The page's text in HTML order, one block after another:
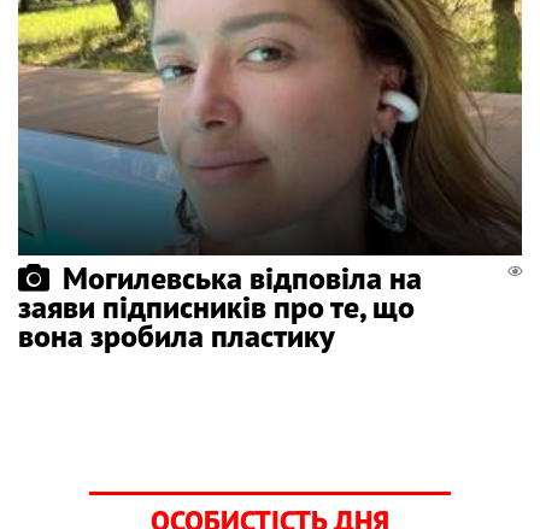
Могилевська відповіла на
заяви підписників про те, що
вона зробила пластику
ОСОБИСТІСТЬ ДНЯ